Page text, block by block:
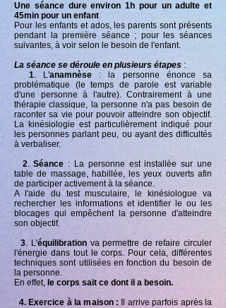
Une séance dure environ 1h pour un adulte et
45min pour un enfant
Pour les enfants et ados, les parents sont présents
pendant la première séance ; pour les séances
suivantes, à voir selon le besoin de l'enfant.
La séance se déroule en plusieurs étapes :
1. L'anamnèse: la personne énonce sa
problématique (le temps de parole est variable
d'une personne à l'autre). Contrairement à une
thérapie classique, la personne n'a pas besoin de
raconter sa vie pour pouvoir atteindre son objectif.
La kinésiologie est particulièrement indiqué pour
les personnes parlant peu, ou ayant des difficultés
à verbaliser.
2.Séance : La personne est installée sur une
table de massage, habillée, les yeux ouverts afin
de participer activement à la séance.
A l'aide du test musculaire, le kinésiologue va
rechercher les informations et identifier le ou les
blocages qui empêchent la personne d'atteindre
son objectif.
3. L'équilibrationva permettre de refaire circuler
l'énergie dans tout le corps. Pour cela, différentes
techniques sont utilisées en fonction du besoin de
la personne.
En effet, le corps sait ce dont il a besoin.
4. Exercice à la maison :
Il arrive parfois après la